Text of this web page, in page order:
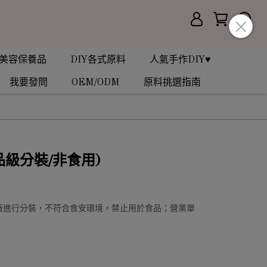
容保養品 DIY各式原料
人氣手作DIY♥
我要發問
OEM/ODM 原料挑選指南
級分裝/非食用)
行分裝，不符合食安環境，禁止用於食品；營業單